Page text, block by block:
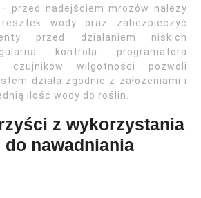
przed nadejściem mrozów należy
wody oraz zabezpieczyć
przed działaniem niskich
kontrola programatora
czujników wilgotności pozwoli
działa zgodnie z założeniami i
ilość wody do roślin.
z wykorzystania
nawadniania